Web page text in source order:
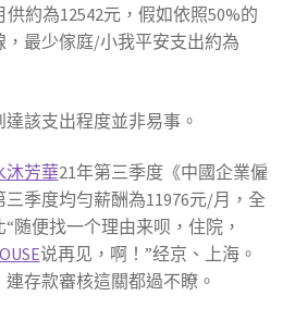
約為12542元，假如依照50%的
最少傢庭/小我平安支出約為
該支出程度並非易事。
沐芳華21年第三季度《中國企業僱
季度均勻薪酬為11976元/月，全
随便找一个理由来呗，住院，
说再见，啊！”经京、上海。
存款審核這關都過不瞭。